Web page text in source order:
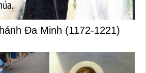
Ða Minh (1172-1221)